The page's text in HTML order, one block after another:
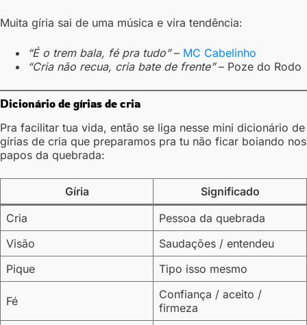
Muita gíria sai de uma música e vira tendência:
“É o trem bala, fé pra tudo”– MC Cabelinho
“Cria não recua, cria bate de frente”– Poze do Rodo
Dicionário de gírias de cria
Pra facilitar tua vida, então se liga nesse mini dicionário de
gírias de cria que preparamos pra tu não ficar boiando nos
papos da quebrada:
Gíria
Significado
Cria
Pessoa da quebrada
Visão
Saudações / entendeu
Pique
Tipo isso mesmo
Fé
Confiança / aceito /
firmeza